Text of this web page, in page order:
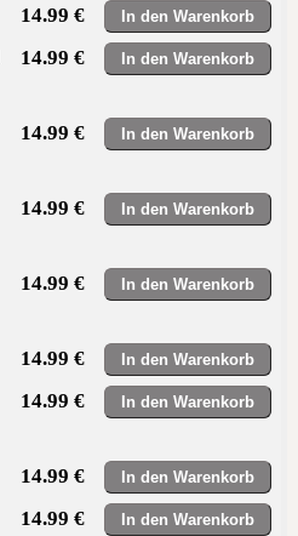
14.99 €
14.99 €
14.99 €
14.99 €
14.99 €
14.99 €
14.99 €
14.99 €
14.99 €